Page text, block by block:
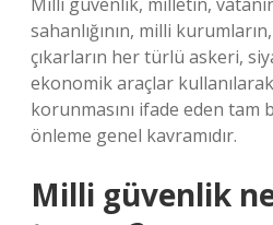
sahanlığının, milli
çıkarların her türlü askeri,
ekonomik araçlar
korunmasını ifade eden
önleme genel kavramıdır.
Milli güvenlik